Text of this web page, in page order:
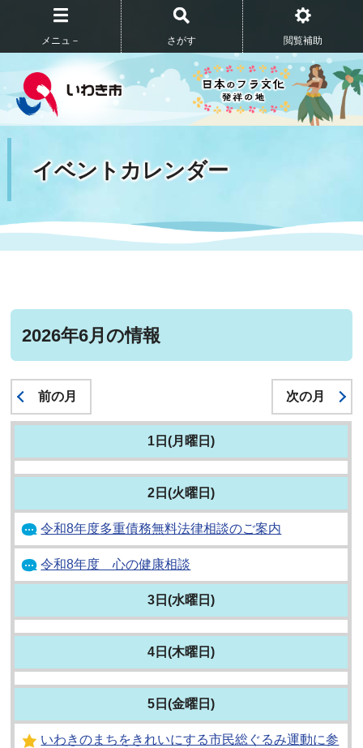
メニュ－ さがす 閲覧補助
イベントカレンダー
2026年6月の情報
前の月 次の月
1日(月曜日)
2日(火曜日)
令和8年度多重債務無料法律相談のご案内
令和8年度 心の健康相談
3日(水曜日)
4日(木曜日)
5日(金曜日)
いわきのまちをきれいにする市民総ぐるみ運動に参